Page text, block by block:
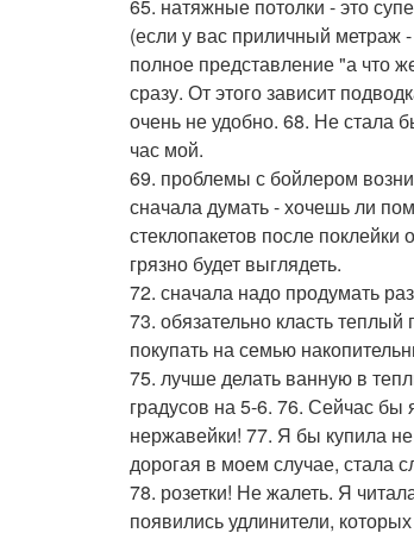
65. натяжные потолки - это
(если у вас приличный метраж
полное представление "а что
сразу. От этого зависит
очень не удобно. 68. Не стала
час мой.
69. проблемы с бойлером
сначала думать - хочешь ли
стеклопакетов после
грязно будет выглядеть.
72. сначала надо продумать
73. обязательно класть
покупать на семью
75. лучше делать ванную в
градусов на 5-6. 76. Сейчас бы
нержавейки! 77. Я бы купила не
дорогая в моем случае, стала
78. розетки! Не жалеть. Я
появились удлинители,